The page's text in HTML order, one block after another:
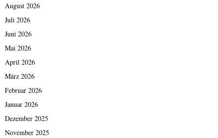
August 2026
Juli 2026
Juni 2026
Mai 2026
April 2026
März 2026
Februar 2026
Januar 2026
Dezember 2025
November 2025